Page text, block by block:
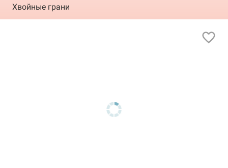
Хвойные грани